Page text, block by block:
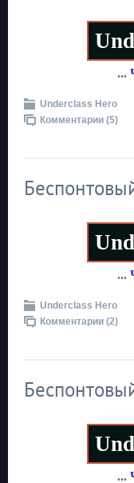
...
Underclass Hero
Комментарии (5)
...
Underclass Hero
Комментарии (2)
...